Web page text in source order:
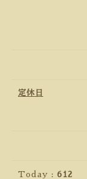
定休日
Today : 612